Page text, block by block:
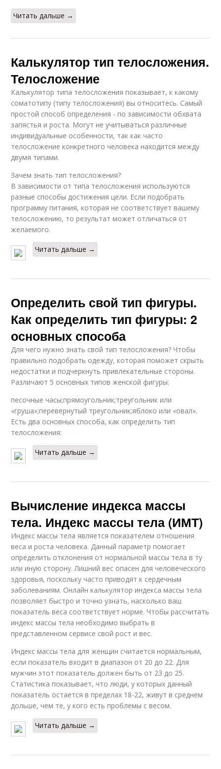
Читать дальше →
Калькулятор тип телосложения.
Телосложение
Калькулятор типа телосложения показывает, к какому
соматотипу (типу телосложения) вы относитесь. Самый
простой способ определения - по зависимости обхвата
запястья и роста. Могут не учитываться различные
индивидуальные особенности, так как часто
телосложение конкретного человека находится между
двумя типами.
Зачем знать тип телосложения?
В зависимости от типа телосложения используются
разные способы достижения цели. Если подобрать
программу питания, которая не соответствует вашему
телосложению, то результат может отличаться от
желаемого.
Читать дальше →
Определить свой тип фигуры.
Как определить тип фигуры: 2
основных способа
Для чего нужно знать свой тип телосложения? Чтобы
правильно подобрать одежду, которая поможет скрыть
недостатки и подчеркнуть привлекательные стороны.
Различают 5 основных типов женской фигуры:
песочные часы;прямоугольник;треугольник или
«груша»;перевернутый треугольник;яблоко или «овал».
Есть два основных способа, как определить тип
телосложения:
Читать дальше →
Вычисление индекса массы
тела. Индекс массы тела (ИМТ)
Индекс массы тела является показателем отношения
веса и роста человека. Данный параметр помогает
определить отклонения от нормальной массы тела в ту
или иную сторону. Лишний вес опасен для человеческого
здоровья, поскольку часто приводят к сердечным
заболеваниям. Онлайн калькулятор индекса массы тела
позволяет быстро и точно узнать, насколько ваш
показатель веса соответствует норме. Чтобы рассчитать
индекс массы тела необходимо выбрать в
представленном сервисе свой рост и вес.
Индекс массы тела для женщин считается нормальным,
если показатель входит в диапазон от 20 до 22. Для
мужчин этот показатель должен быть от 23 до 25.
Статистика показывает, что люди, у которых данный
показатель остается в пределах 18-22, живут в среднем
дольше, чем те, у кого есть проблемы с весом.
Читать дальше →